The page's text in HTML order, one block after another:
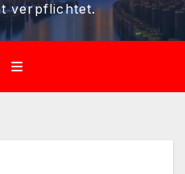
verpflichtet.